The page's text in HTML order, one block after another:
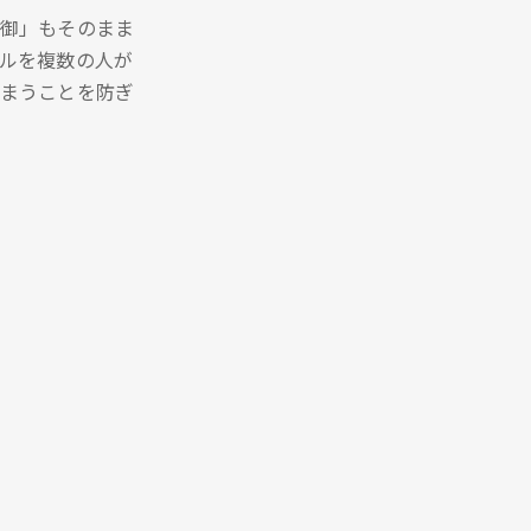
」もそのまま
を複数の人が
うことを防ぎ